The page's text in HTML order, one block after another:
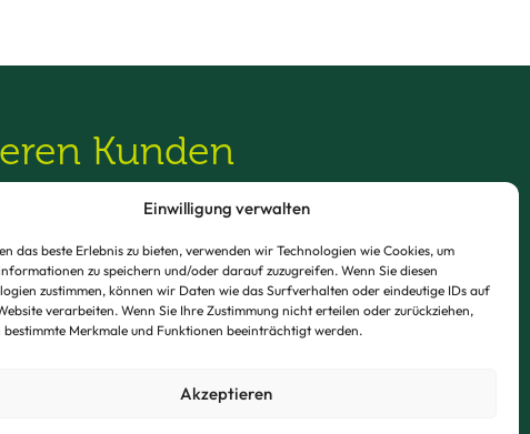
Einwilligung verwalten
das beste Erlebnis zu bieten, verwenden wir Technologien wie Cookies, um
zu speichern und/oder darauf zuzugreifen. Wenn Sie diesen
zustimmen, können wir Daten wie das Surfverhalten oder eindeutige IDs auf
verarbeiten. Wenn Sie Ihre Zustimmung nicht erteilen oder zurückziehen,
bestimmte Merkmale und Funktionen beeinträchtigt werden.
Akzeptieren
Kunden
an
zu